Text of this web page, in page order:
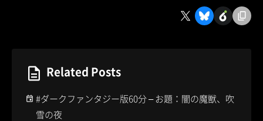
Related Posts
#ダークファンタジー版60分 – お題：闇の魔獣、吹
雪の夜